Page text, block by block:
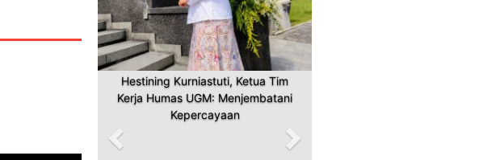
Khairani Windyaningrum, Senior
Manager of Corcomm & CSR GMF
AeroAsia: Jembatan Pemahaman